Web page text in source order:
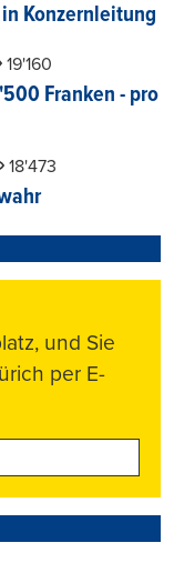
Konzernleitung
19'160
Franken - pro
18'473
und Sie
per E-